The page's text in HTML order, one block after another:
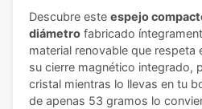
Descubre este espejo
diámetro fabricado
material renovable que respeta
su cierre magnético integrado,
cristal mientras lo llevas en tu
de apenas 53 gramos lo